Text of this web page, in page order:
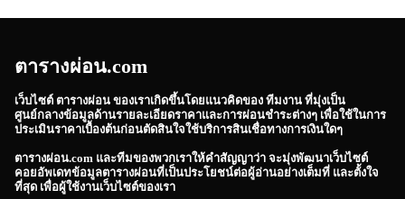
ตารางผ่อน.com
เว็บไซต์ ตารางผ่อน ของเราเกิดขึ้นโดยแนวคิดของ ทีมงาน ที่มุ่งเป็น
ศูนย์กลางข้อมูลด้านรายละเอียดราคาและการผ่อนชำระต่างๆ เพื่อใช้ในการ
ประเมินราคาเบื้องต้นก่อนตัดสินใจใช้บริการสินเชื่อทางการเงินใดๆ
ตารางผ่อน.com และทีมของพวกเราให้คำสัญญาว่า จะมุ่งพัฒนาเว็บไซต์
คอยอัพเดทข้อมูลตารางผ่อนที่เป็นประโยชน์ต่อผู้อ่านอย่างเต็มที่ และตั้งใจ
ที่สุด เพื่อผู้ใช้งานเว็บไซต์ของเรา